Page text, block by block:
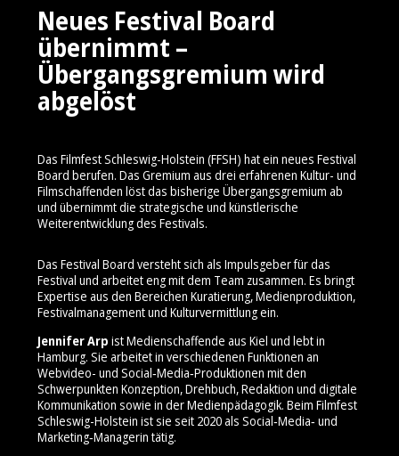
Neues Festival Board
übernimmt –
Übergangsgremium wird
abgelöst
Das Filmfest Schleswig-Holstein (FFSH) hat ein neues Festival
Board berufen. Das Gremium aus drei erfahrenen Kultur- und
Filmschaffenden löst das bisherige Übergangsgremium ab
und übernimmt die strategische und künstlerische
Weiterentwicklung des Festivals.
Das Festival Board versteht sich als Impulsgeber für das
Festival und arbeitet eng mit dem Team zusammen. Es bringt
Expertise aus den Bereichen Kuratierung, Medienproduktion,
Festivalmanagement und Kulturvermittlung ein.
Jennifer Arp ist Medienschaffende aus Kiel und lebt in
Hamburg. Sie arbeitet in verschiedenen Funktionen an
Webvideo- und Social‑Media‑Produktionen mit den
Schwerpunkten Konzeption, Drehbuch, Redaktion und digitale
Kommunikation sowie in der Medienpädagogik. Beim Filmfest
Schleswig-Holstein ist sie seit 2020 als Social‑Media‑ und
Marketing‑Managerin tätig.